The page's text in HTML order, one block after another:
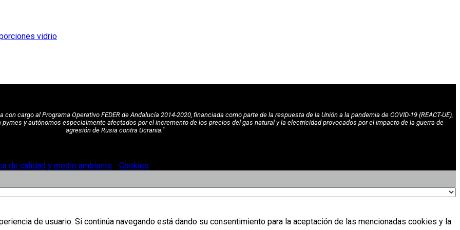
cargo al Programa Operativo FEDER de Andalucía 2014-2020, financiada como parte de la respuesta de la Unión a la pandemia de COVID-19 (REACT-UE),
y autónomos especialmente afectados por el incremento de los precios del gas natural y la electricidad provocados por el impacto de la guerra de
agresión de Rusia contra Ucrania."
de calidad y medio ambiente Cookies
de usuario. Si continúa navegando está dando su consentimiento para la aceptación de las mencionadas cookies y la